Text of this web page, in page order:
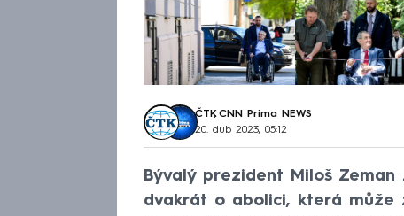
ČTK, CNN Prima NEWS
20. dub 2023, 05:12
Bývalý prezident Miloš
dvakrát o abolici, která může